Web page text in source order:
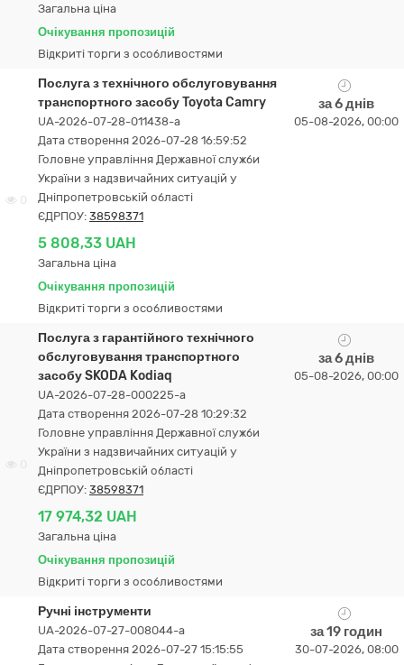
Загальна ціна
Очікування пропозицій
Відкриті торги з особливостями
0
Послуга з технічного обслуговування
транспортного засобу Toyota Camry
UA-2026-07-28-011438-a
Дата створення 2026-07-28 16:59:52
Головне управління Державної служби
України з надзвичайних ситуацій у
Дніпропетровській області
ЄДРПОУ: 38598371
5 808,33 UAH
Загальна ціна
Очікування пропозицій
Відкриті торги з особливостями
за 6 днів
05-08-2026, 00:00
Послуга з гарантійного технічного
обслуговування транспортного
засобу SKODA Kodiaq
UA-2026-07-28-000225-a
Дата створення 2026-07-28 10:29:32
Головне управління Державної служби
України з надзвичайних ситуацій у
Дніпропетровській області
ЄДРПОУ: 38598371
17 974,32 UAH
Загальна ціна
Очікування пропозицій
Відкриті торги з особливостями
за 6 днів
05-08-2026, 00:00
Ручні інструменти
UA-2026-07-27-008044-a
Дата створення 2026-07-27 15:15:55
за 19 годин
30-07-2026, 08:00